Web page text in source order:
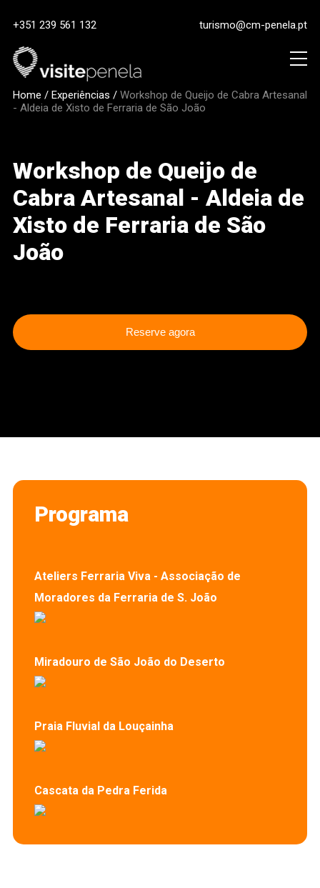
+351 239 561 132 turismo@cm-penela.pt
Home / Experiências / Workshop de Queijo de Cabra Artesanal
- Aldeia de Xisto de Ferraria de São João
Workshop de Queijo de
Cabra Artesanal - Aldeia de
Xisto de Ferraria de São
João
Reserve agora
Programa
Ateliers Ferraria Viva - Associação de
Moradores da Ferraria de S. João
Miradouro de São João do Deserto
Praia Fluvial da Louçainha
Cascata da Pedra Ferida